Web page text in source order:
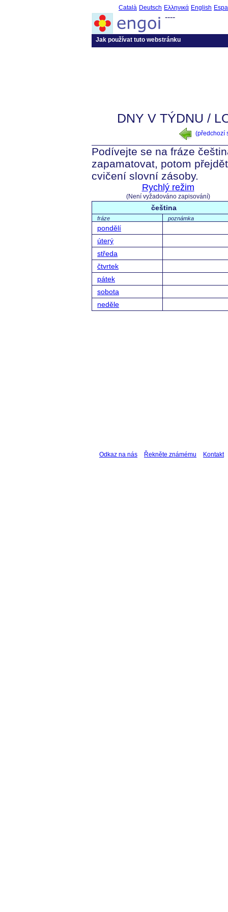
Català Deutsch Ελληνικά English
----
Jak používat tuto webstránku
DNY V TÝDNU /
(předchozí
Podívejte se na fráze
zapamatovat, potom
cvičení slovní zásoby.
Rychlý režim
(Není vyžadováno zapisování)
čeština
fráze poznámka
pondělí
úterý
středa
čtvrtek
pátek
sobota
neděle
Odkaz na nás Řekněte známému Kontakt